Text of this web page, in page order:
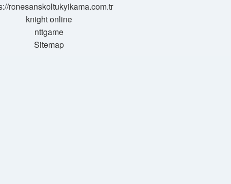
ronesanskoltukyikama.com.tr
knight online
nttgame
Sitemap